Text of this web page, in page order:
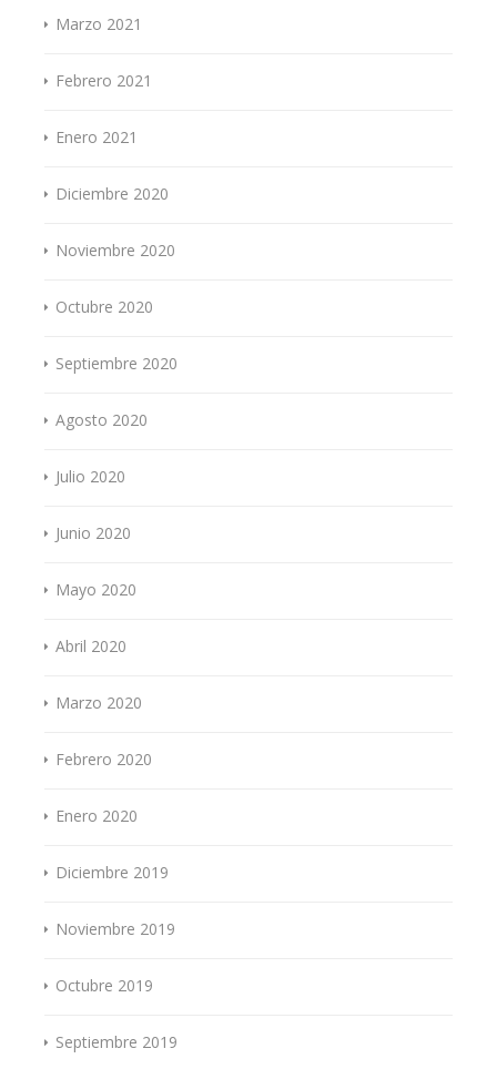
Marzo 2021
Febrero 2021
Enero 2021
Diciembre 2020
Noviembre 2020
Octubre 2020
Septiembre 2020
Agosto 2020
Julio 2020
Junio 2020
Mayo 2020
Abril 2020
Marzo 2020
Febrero 2020
Enero 2020
Diciembre 2019
Noviembre 2019
Octubre 2019
Septiembre 2019